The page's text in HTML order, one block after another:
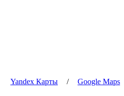
Yandex Карты / Google Maps